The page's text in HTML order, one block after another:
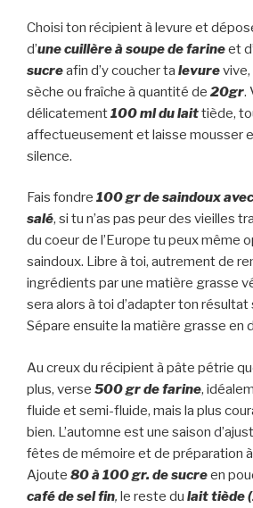
Choisi ton récipient à levure et
d’une cuillère à soupe de farineet
sucreafin d’y coucher ta levure
sèche ou fraîche à quantité de 20gr.
délicatement100 ml du laittiède,
affectueusement et laisse mousser
silence.
Fais fondre 100 gr de saindoux
salé, si tu n’as pas peur des vieilles
du coeur de l’Europe tu peux même
saindoux. Libre à toi, autrement de
ingrédients par une matière grasse
sera alors à toi d’adapter ton résultat
Sépare ensuite la matière grasse en
Au creux du récipient à pâte pétrie
plus, verse 500 gr de farine,
fluide et semi-fluide, mais la plus
bien. L’automne est une saison
fêtes de mémoire et de préparation
Ajoute 80 à 100 gr. desucreen
café de sel fin, le reste du lait tiède